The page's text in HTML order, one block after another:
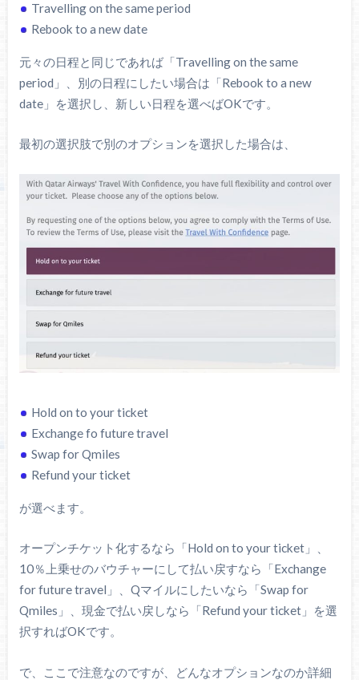
Travelling on the same period
Rebook to a new date
元々の日程と同じであれば「Travelling on the same
period」、別の日程にしたい場合は「Rebook to a new
date」を選択し、新しい日程を選べばOKです。
最初の選択肢で別のオプションを選択した場合は、
Hold on to your ticket
Exchange fo future travel
Swap for Qmiles
Refund your ticket
が選べます。
オープンチケット化するなら「Hold on to your ticket」、
10％上乗せのバウチャーにして払い戻すなら「Exchange
for future travel」、Qマイルにしたいなら「Swap for
Qmiles」、現金で払い戻しなら「Refund your ticket」を選
択すればOKです。
で、ここで注意なのですが、どんなオプションなのか詳細